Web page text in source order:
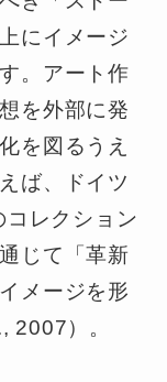
にイメージ
。アート作
を外部に発
を図るうえ
ば、ドイツ
レクション
じて「革新
メージを形
2007）。